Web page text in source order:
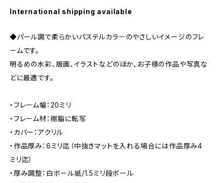
International shipping available
◆パール調で柔らかいパステルカラーのやさしいイメージのフレ
ームです。
明るめの水彩、版画、イラストなどのほか、お子様の作品や写真な
どに最適です。
・フレーム幅：20ミリ
・フレーム材：樹脂に転写
・カバー：アクリル
・作品厚み：6ミリ迄（中抜きマットを入れる場合には作品厚み4
ミリ迄）
・厚み調整：白ボール紙/1.5ミリ段ボール